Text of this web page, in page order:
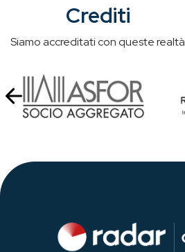
Crediti
Siamo accreditati con queste realtà